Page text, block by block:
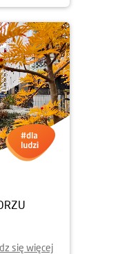
się więcej